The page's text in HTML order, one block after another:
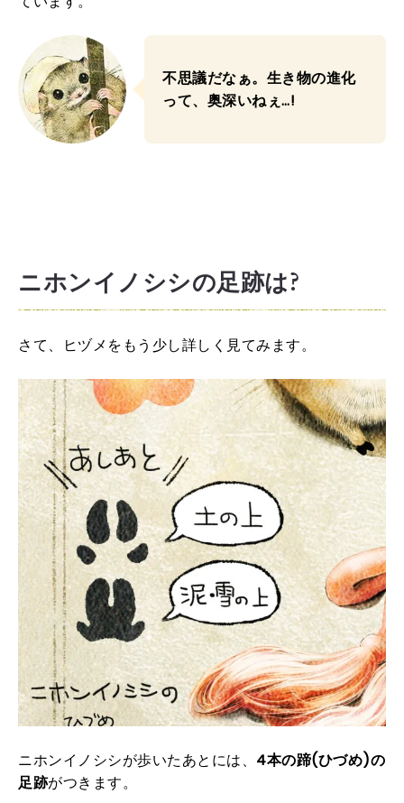
不思議だなぁ。生き物の進化
って、奥深いねぇ…!
ニホンイノシシの足跡は?
さて、ヒヅメをもう少し詳しく見てみます。
ニホンイノシシが歩いたあとには、 4本の蹄(ひづめ)の
足跡がつきます。